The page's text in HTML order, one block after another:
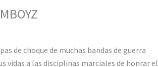
de choque de muchas bandas de guerra
vidas a las disciplinas marciales de honrar el